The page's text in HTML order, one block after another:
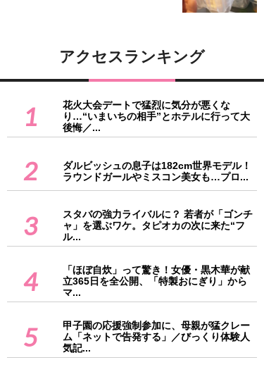
アクセスランキング
1
花火大会デートで猛烈に気分が悪くな
り…“いまいちの相手”とホテルに行って大
後悔／...
2
ダルビッシュの息子は182cm世界モデル！
ラウンドガールやミスコン美女も…プロ...
3
スタバの強力ライバルに？ 若者が「ゴンチ
ャ」を選ぶワケ。タピオカの次に来た“フ
ル...
4
「ほぼ自炊」って驚き！女優・黒木華が献
立365日を全公開、「特製おにぎり」から
マ...
5
甲子園の応援強制参加に、母親が猛クレー
ム「ネットで告発する」／びっくり体験人
気記...